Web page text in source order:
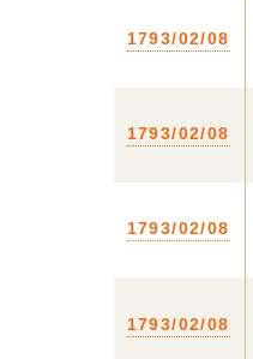
1793/02/08
1793/02/08
1793/02/08
1793/02/08